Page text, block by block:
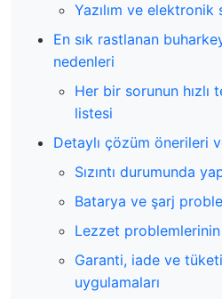
Yazılım ve elektronik
En sık rastlanan
nedenleri
Her bir sorunun
listesi
Detaylı çözüm önerileri
Sızıntı durumunda
Batarya ve şarj
Lezzet
Garanti, iade ve
uygulamaları